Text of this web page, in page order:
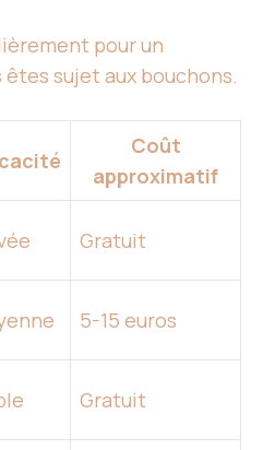
pour un
sujet aux bouchons.
Coût
approximatif
Gratuit
5-15 euros
Gratuit